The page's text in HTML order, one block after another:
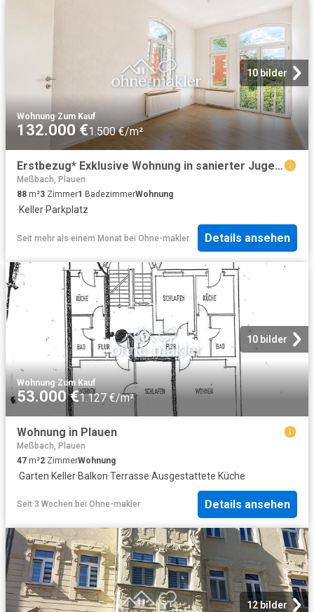
10 bilder
Wohnung·Zum Kauf
132.000 €1.500 €/m²
Erstbezug* Exklusive Wohnung in sanierter Jugendstilvilla mit Garage
Meßbach, Plauen
88 m²3 Zimmer1 BadezimmerWohnung
·Keller·Parkplatz
Seit mehr als einem Monat bei Ohne-makler Details ansehen
10 bilder
Wohnung·Zum Kauf
53.000 €1.127 €/m²
Wohnung in Plauen
Meßbach, Plauen
47 m²2 ZimmerWohnung
·Garten·Keller·Balkon·Terrasse·Ausgestattete Küche
Seit 3 Wochen bei Ohne-makler Details ansehen
12 bilder